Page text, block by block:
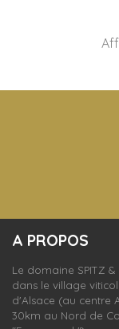
A PROPOS
Le domaine SPITZ
dans le village
d'Alsace (au centre
30km au Nord de